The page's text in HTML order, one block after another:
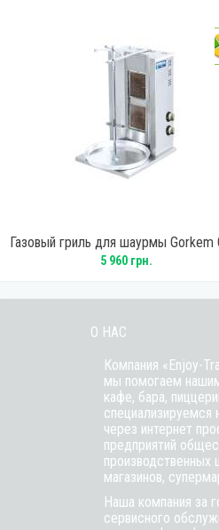
Газовый гриль для шаурмы Gorkem
20
5 960 грн.
О НАС
Компания «Enjoy-
мы помогаем
кафе, бара,
через интернет
предприятий
производственных
магазинов,
Наша компания за
сервисного